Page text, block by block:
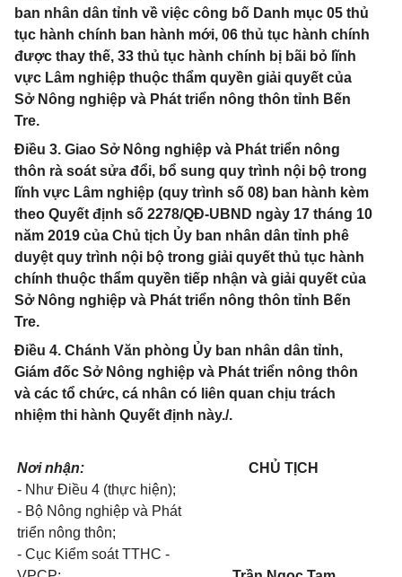
ban nhân dân tỉnh về việc công bố Danh mục 05 thủ
tục hành chính ban hành mới, 06 thủ tục hành chính
được thay thế, 33 thủ tục hành chính bị bãi bỏ lĩnh
vực Lâm nghiệp thuộc thẩm quyền giải quyết của
Sở Nông nghiệp và Phát triển nông thôn tỉnh Bến
Tre.
Điều 3. Giao Sở Nông nghiệp và Phát triển nông
thôn rà soát sửa đổi, bổ sung quy trình nội bộ trong
lĩnh vực Lâm nghiệp (quy trình số 08) ban hành kèm
theo Quyết định số 2278/QĐ-UBND ngày 17 tháng 10
năm 2019 của Chủ tịch Ủy ban nhân dân tỉnh phê
duyệt quy trình nội bộ trong giải quyết thủ tục hành
chính thuộc thẩm quyền tiếp nhận và giải quyết của
Sở Nông nghiệp và Phát triển nông thôn tỉnh Bến
Tre.
Điều 4. Chánh Văn phòng Ủy ban nhân dân tỉnh,
Giám đốc Sở Nông nghiệp và Phát triển nông thôn
và các tổ chức, cá nhân có liên quan chịu trách
nhiệm thi hành Quyết định này./.
Nơi nhận:
- Như Điều 4 (thực hiện);
- Bộ Nông nghiệp và Phát
triển nông thôn;
- Cục Kiểm soát TTHC -
CHỦ TỊCH